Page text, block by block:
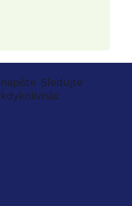
napište
kdykoliv
Sledujte
nás: